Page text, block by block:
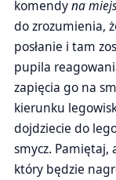
komendyna
do zrozumienia,
posłanie i tam
pupila
zapięcia go na
kierunku
dojdziecie do
smycz. Pamiętaj,
który będzie